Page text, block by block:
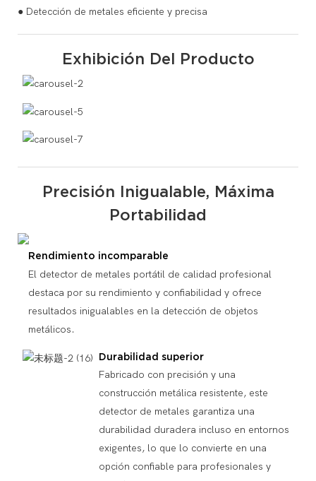
● Detección de metales eficiente y precisa
Exhibición Del Producto
Precisión Inigualable, Máxima
Portabilidad
Rendimiento incomparable
El detector de metales portátil de calidad profesional
destaca por su rendimiento y confiabilidad y ofrece
resultados inigualables en la detección de objetos
metálicos.
Durabilidad superior
Fabricado con precisión y una
construcción metálica resistente, este
detector de metales garantiza una
durabilidad duradera incluso en entornos
exigentes, lo que lo convierte en una
opción confiable para profesionales y